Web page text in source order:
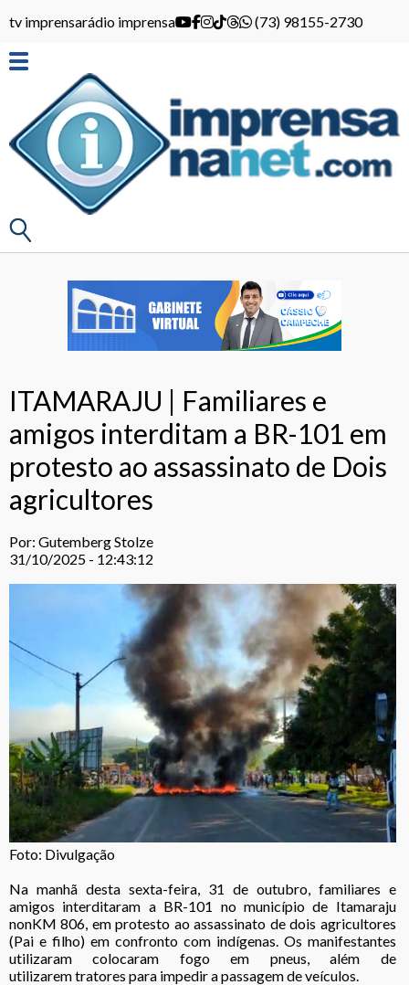
tv imprensarádio imprensa (73) 98155-2730
ITAMARAJU | Familiares e
amigos interditam a BR-101 em
protesto ao assassinato de Dois
agricultores
Por: Gutemberg Stolze
31/10/2025 - 12:43:12
Foto: Divulgação
Na manhã desta sexta-feira, 31 de outubro, familiares e
amigos interditaram a BR-101 no município de Itamaraju
nonKM 806, em protesto ao assassinato de dois agricultores
(Pai e filho) em confronto com indígenas. Os manifestantes
utilizaram colocaram fogo em pneus, além de
utilizarem tratores para impedir a passagem de veículos.